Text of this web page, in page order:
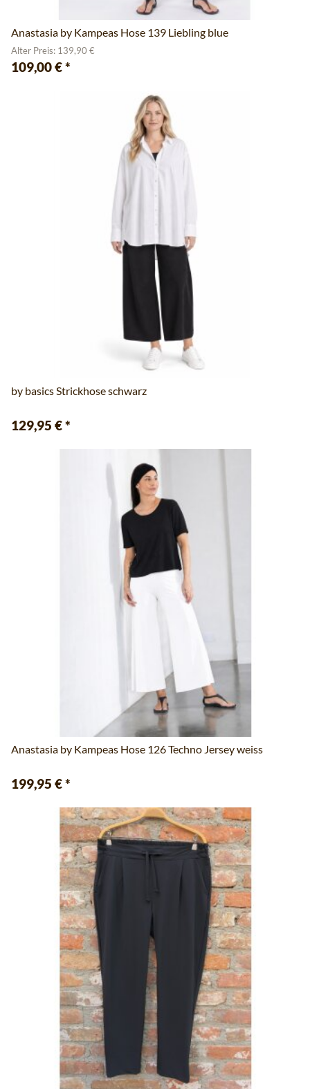
Anastasia by Kampeas Hose 139 Liebling blue
Alter Preis: 139,90 €
109,00 €*
by basics Strickhose schwarz
129,95 €*
Anastasia by Kampeas Hose 126 Techno Jersey weiss
199,95 €*